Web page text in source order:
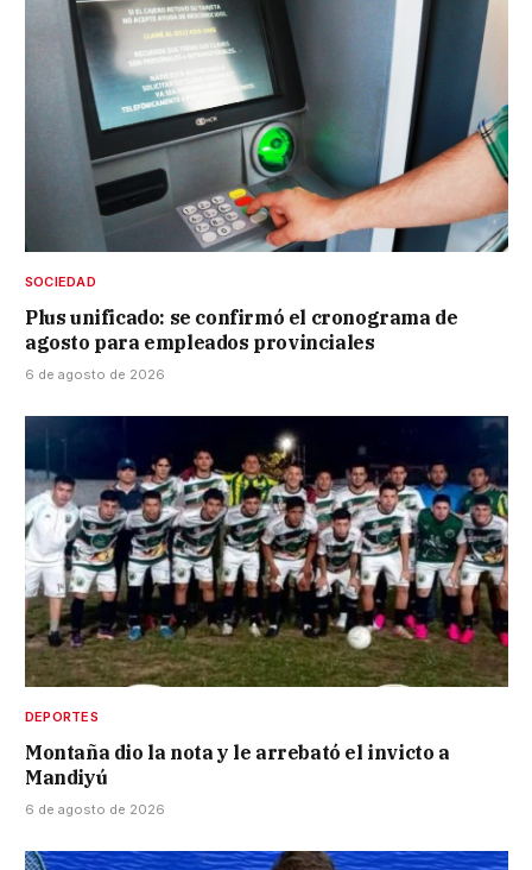
SOCIEDAD
Plus unificado: se confirmó el cronograma de
agosto para empleados provinciales
6 de agosto de 2026
DEPORTES
Montaña dio la nota y le arrebató el invicto a
Mandiyú
6 de agosto de 2026